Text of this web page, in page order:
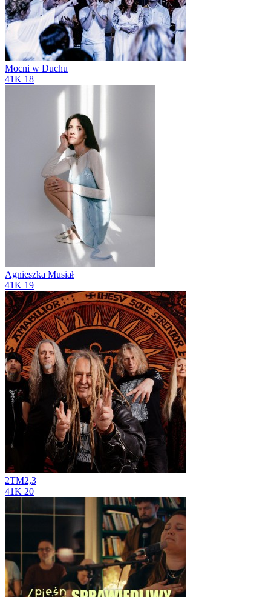
Mocni w Duchu
41K 18
Agnieszka Musiał
41K 19
2TM2,3
41K 20